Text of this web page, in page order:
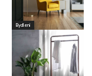
Bydlení